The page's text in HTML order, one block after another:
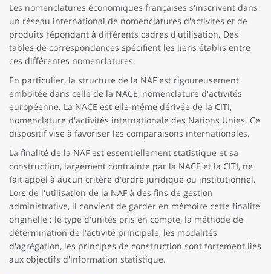
Les nomenclatures économiques françaises s'inscrivent dans
un réseau international de nomenclatures d'activités et de
produits répondant à différents cadres d'utilisation. Des
tables de correspondances spécifient les liens établis entre
ces différentes nomenclatures.
En particulier, la structure de la NAF est rigoureusement
emboîtée dans celle de la NACE, nomenclature d'activités
européenne. La NACE est elle-même dérivée de la CITI,
nomenclature d'activités internationale des Nations Unies. Ce
dispositif vise à favoriser les comparaisons internationales.
La finalité de la NAF est essentiellement statistique et sa
construction, largement contrainte par la NACE et la CITI, ne
fait appel à aucun critère d'ordre juridique ou institutionnel.
Lors de l'utilisation de la NAF à des fins de gestion
administrative, il convient de garder en mémoire cette finalité
originelle : le type d'unités pris en compte, la méthode de
détermination de l'activité principale, les modalités
d'agrégation, les principes de construction sont fortement liés
aux objectifs d'information statistique.